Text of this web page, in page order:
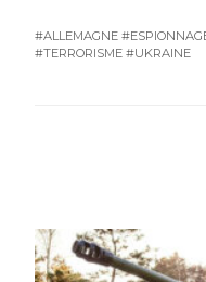
#ALLEMAGNE
#TERRORISME #UKRAINE